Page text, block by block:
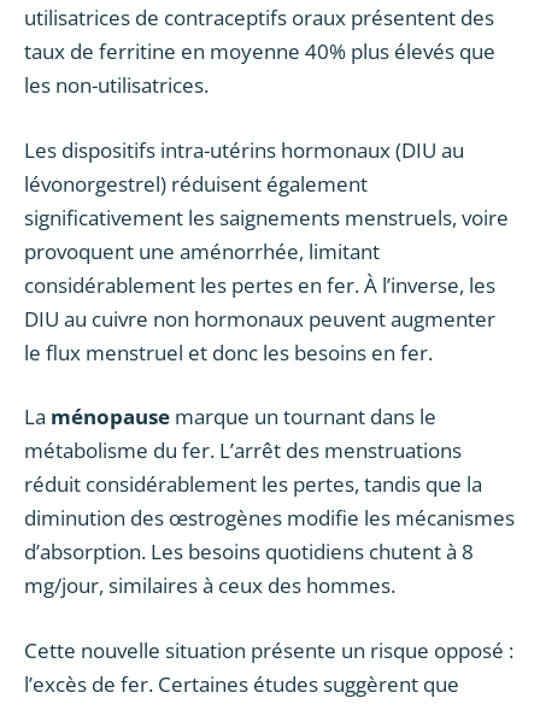
utilisatrices de contraceptifs oraux présentent des
taux de ferritine en moyenne 40% plus élevés que
les non-utilisatrices.
Les dispositifs intra-utérins hormonaux (DIU au
lévonorgestrel) réduisent également
significativement les saignements menstruels, voire
provoquent une aménorrhée, limitant
considérablement les pertes en fer. À l’inverse, les
DIU au cuivre non hormonaux peuvent augmenter
le flux menstruel et donc les besoins en fer.
La ménopause marque un tournant dans le
métabolisme du fer. L’arrêt des menstruations
réduit considérablement les pertes, tandis que la
diminution des œstrogènes modifie les mécanismes
d’absorption. Les besoins quotidiens chutent à 8
mg/jour, similaires à ceux des hommes.
Cette nouvelle situation présente un risque opposé :
l’excès de fer. Certaines études suggèrent que